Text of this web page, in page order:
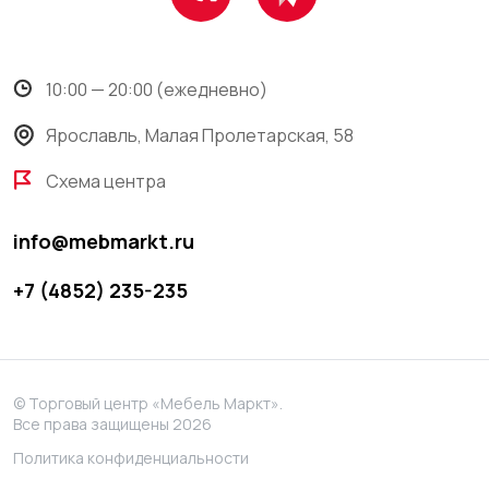
10:00 — 20:00 (ежедневно)
Ярославль, Малая Пролетарская, 58
Схема центра
info@mebmarkt.ru
+7 (4852) 235-235
© Торговый центр «Мебель Маркт».
Все права защищены 2026
Политика конфиденциальности